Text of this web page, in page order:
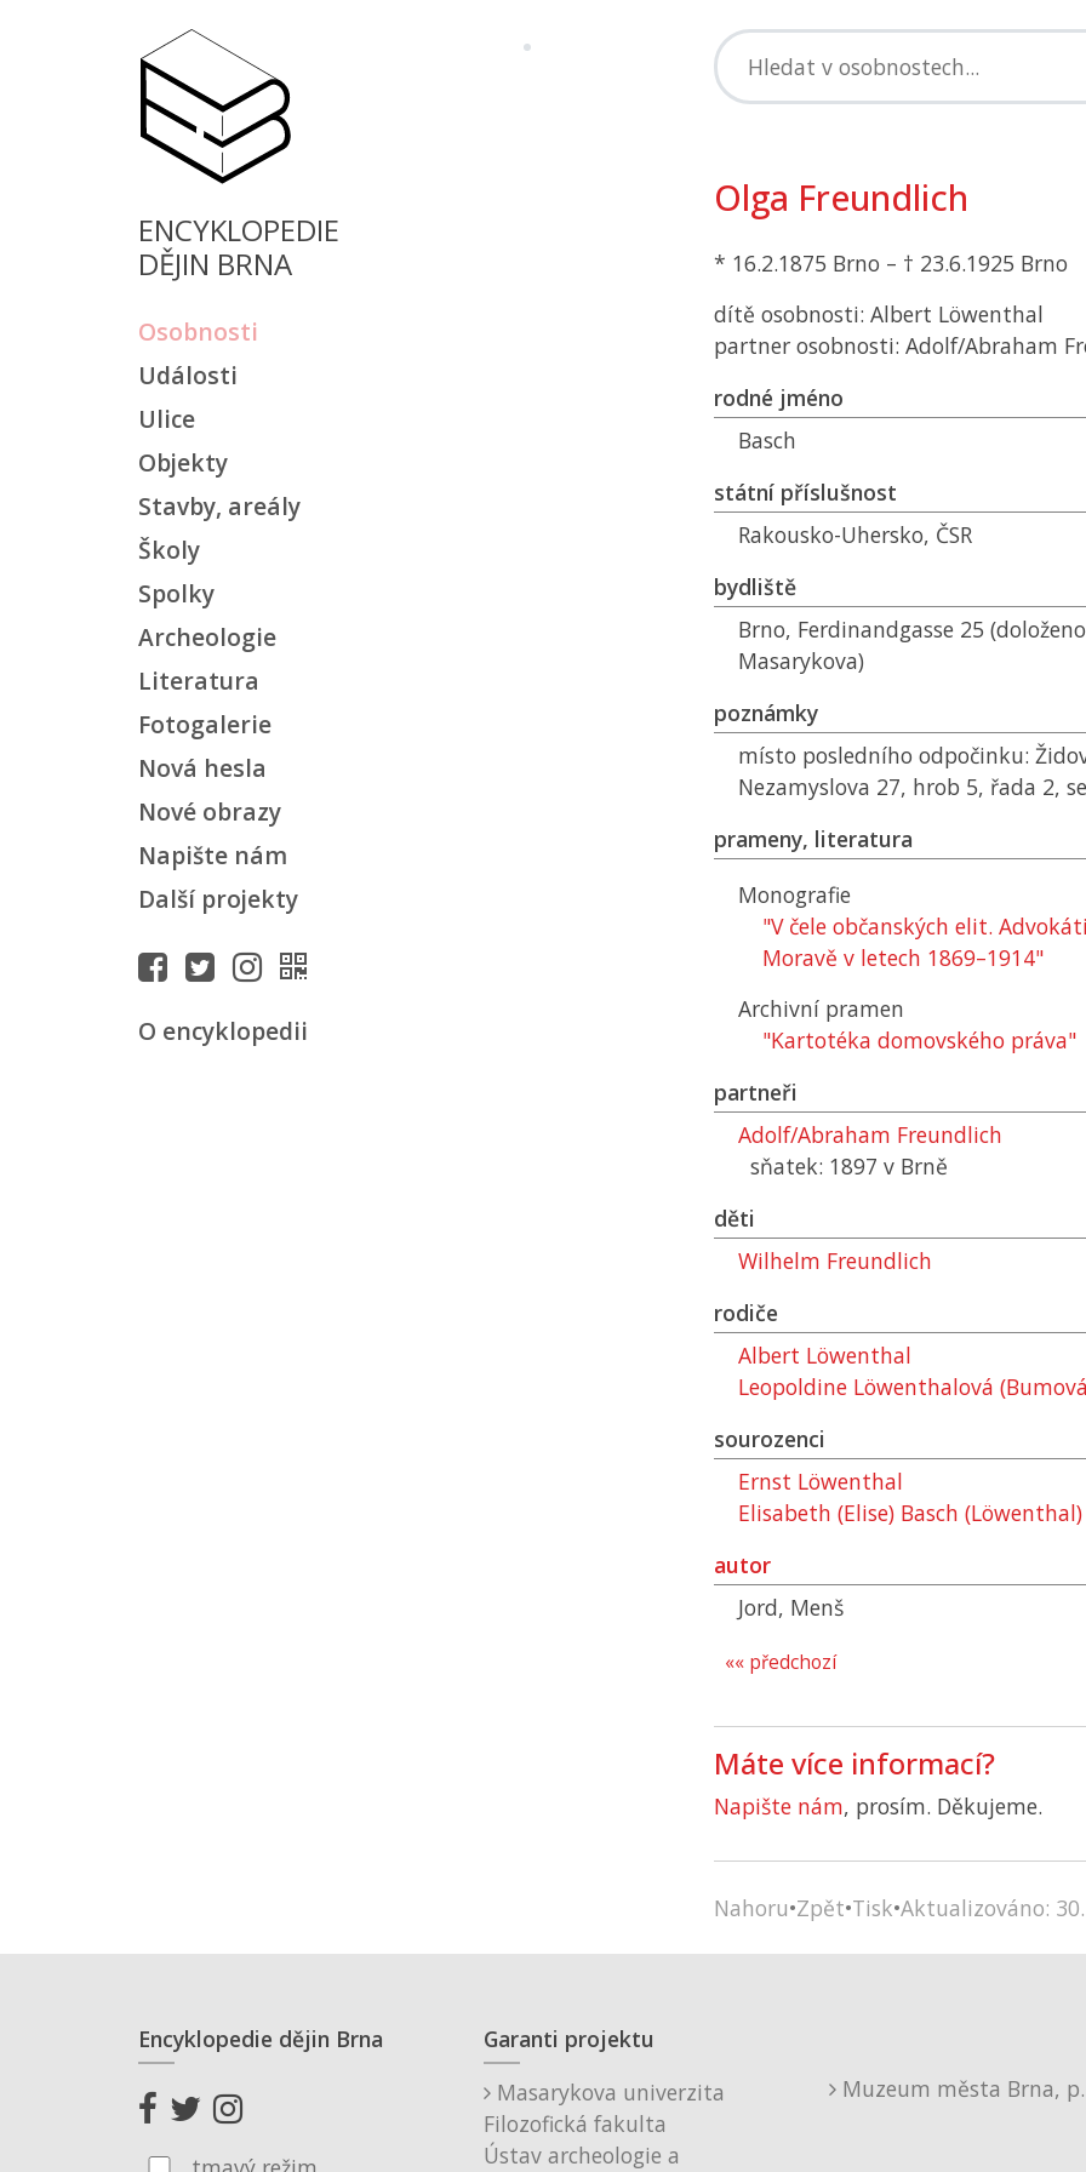
ENCYKLOPEDIE
DĚJIN BRNA
Osobnosti
Události
Ulice
Objekty
Stavby, areály
Školy
Spolky
Archeologie
Literatura
Fotogalerie
Nová hesla
Nové obrazy
Napište nám
Další projekty
O encyklopedii
Olga Freundlich
* 16.2.1875 Brno – † 23.6.1925 Brno
dítě osobnosti: Albert Löwenthal
partner osobnosti: Adolf/Abraham
rodné jméno
Basch
státní příslušnost
Rakousko-Uhersko, ČSR
bydliště
Brno, Ferdinandgasse 25
Masarykova)
poznámky
místo posledního odpočinku:
Nezamyslova 27, hrob 5, řada 2,
prameny, literatura
Monografie
"V čele občanských elit.
Moravě v letech 1869–1914"
Archivní pramen
"Kartotéka domovského práva"
partneři
Adolf/Abraham Freundlich
sňatek: 1897 v Brně
děti
Wilhelm Freundlich
rodiče
Albert Löwenthal
Leopoldine Löwenthalová
sourozenci
Ernst Löwenthal
Elisabeth (Elise) Basch (Löwenthal)
autor
Jord, Menš
«« předchozí
Máte více informací?
Napište nám, prosím. Děkujeme.
Nahoru•Zpět•Tisk•Aktualizováno:
Encyklopedie dějin Brna
Garanti projektu
Masarykova univerzita
Filozofická fakulta
Ústav archeologie a
Muzeum města Brna,